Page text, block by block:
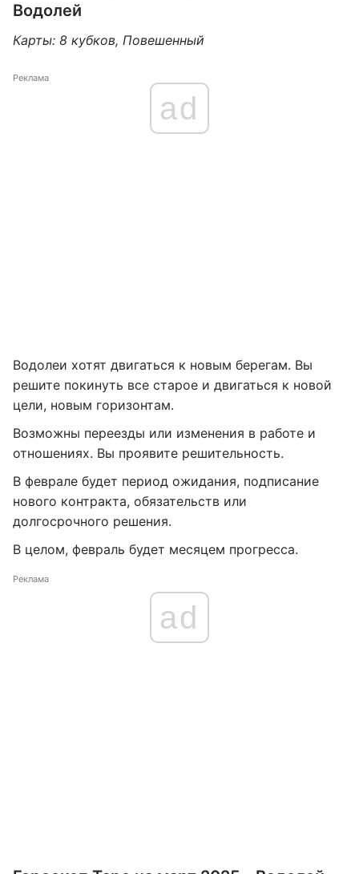
Водолей
Карты: 8 кубков, Повешенный
Реклама
ad
Водолеи хотят двигаться к новым берегам. Вы
решите покинуть все старое и двигаться к новой
цели, новым горизонтам.
Возможны переезды или изменения в работе и
отношениях. Вы проявите решительность.
В феврале будет период ожидания, подписание
нового контракта, обязательств или
долгосрочного решения.
В целом, февраль будет месяцем прогресса.
Реклама
ad